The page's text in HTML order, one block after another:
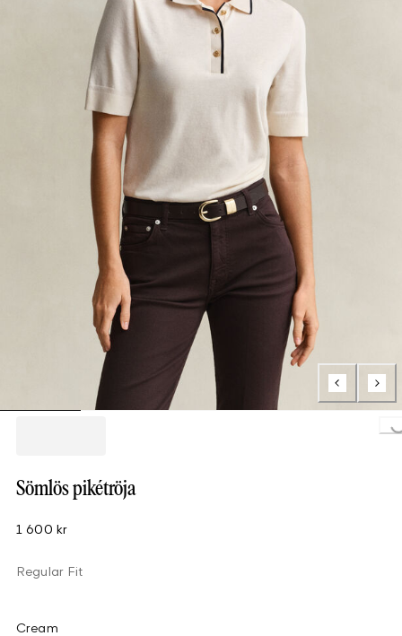
Loading...
Sömlös pikétröja
1 600 kr
Regular Fit
Cream